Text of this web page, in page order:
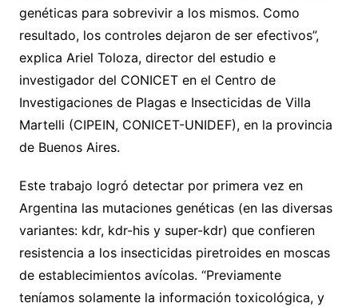
genéticas para sobrevivir a los mismos. Como
resultado, los controles dejaron de ser efectivos”,
explica Ariel Toloza, director del estudio e
investigador del CONICET en el Centro de
Investigaciones de Plagas e Insecticidas de Villa
Martelli (CIPEIN, CONICET-UNIDEF), en la provincia
de Buenos Aires.
Este trabajo logró detectar por primera vez en
Argentina las mutaciones genéticas (en las diversas
variantes: kdr, kdr-his y super-kdr) que confieren
resistencia a los insecticidas piretroides en moscas
de establecimientos avícolas. “Previamente
teníamos solamente la información toxicológica, y